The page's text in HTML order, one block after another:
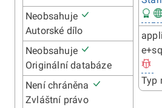
Neobsahuje
Autorské dílo
Neobsahuje
Originální databáze
Není chráněna
Zvláštní právo
Typ